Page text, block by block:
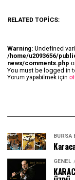
RELATED TOPICS:
Warning: Undefined
/home/u2093656/
news/comments.php
You must be logged in
Yorum yapabilmek için
BURSA
GENEL